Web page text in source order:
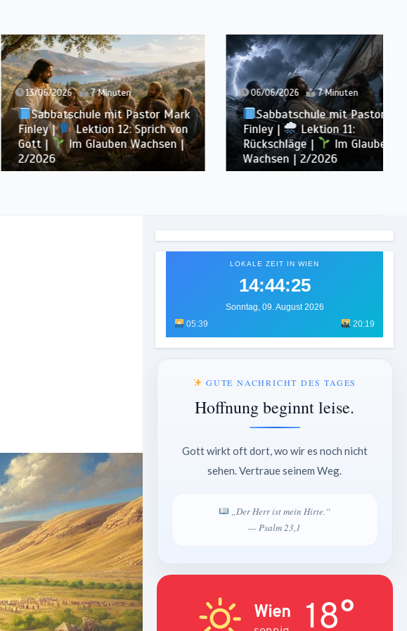
7 Minuten
mit Pastor Mark
Lektion 12: Sprich von
Im Glauben Wachsen |
06/06/2026 7 Minuten
Sabbatschule mit Pastor Mark
Finley |
Lektion 11:
Rückschläge |
Im Glauben
Wachsen | 2/2026
LOKALE ZEIT IN WIEN
14:44:27
Sonntag, 09. August 2026
05:39
20:19
GUTE NACHRICHT DES TAGES
Hoffnung beginnt leise.
Gott wirkt oft dort, wo wir es noch nicht
sehen. Vertraue seinem Weg.
„Der Herr ist mein Hirte.“
— Psalm 23,1
Wien 18°